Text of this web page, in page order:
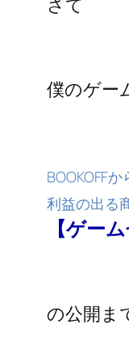
さて
僕のゲー
BOOKOFFか
利益の出る
【ゲー
の公開ま